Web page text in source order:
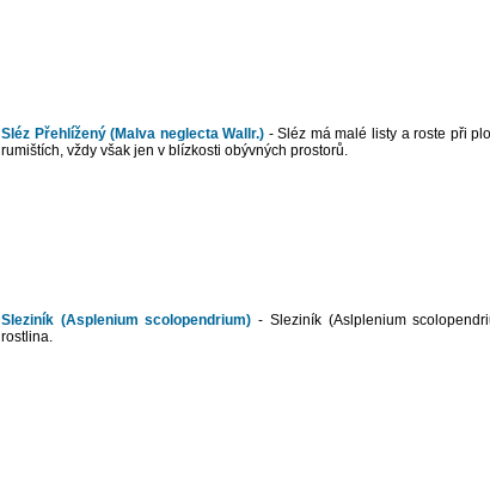
Sléz Přehlížený (Malva neglecta Wallr.) - Sléz má malé listy a roste při
rumištích, vždy však jen v blízkosti obývných prostorů.
Sleziník (Asplenium scolopendrium) - Sleziník (Aslplenium
rostlina.